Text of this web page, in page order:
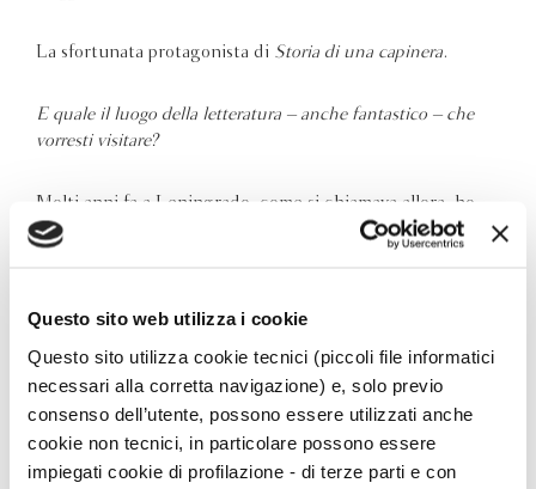
Questo sito web utilizza i cookie
Questo sito utilizza cookie tecnici (piccoli file informatici
necessari alla corretta navigazione) e, solo previo
consenso dell’utente, possono essere utilizzati anche
cookie non tecnici, in particolare possono essere
impiegati cookie di profilazione - di terze parti e con
La sfortunata protagonista di Storia di una capinera.
E quale il luogo della letteratura – anche fantastico – che
vorresti visitare?
Molti anni fa a Leningrado, come si chiamava allora, ho
passato giornate intere a rintracciare strade, edifici, ponti
e bettole nei seminterrati, dei romanzi e racconti di
Verga
Quale libro secondo te si dovrebbe far leggere a scuola?
Storia segreta della Sicilia Giuseppe Casarrubea
Bompiani 2005. Per capire come i guasti della nostra